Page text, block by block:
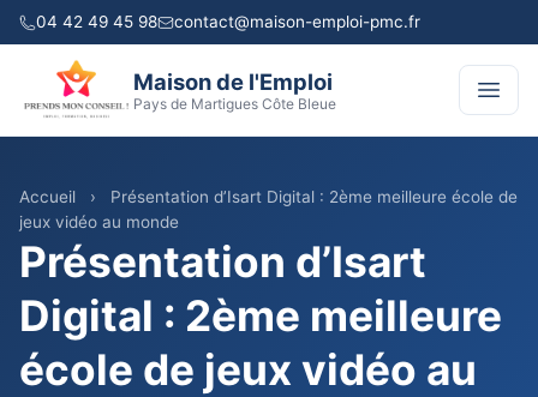
04 42 49 45 98 contact@maison-emploi-pmc.fr
Maison de l'Emploi
Pays de Martigues Côte Bleue
Accueil ›
Présentation d’Isart Digital : 2ème meilleure école de
jeux vidéo au monde
Présentation d’Isart
Digital : 2ème meilleure
école de jeux vidéo au